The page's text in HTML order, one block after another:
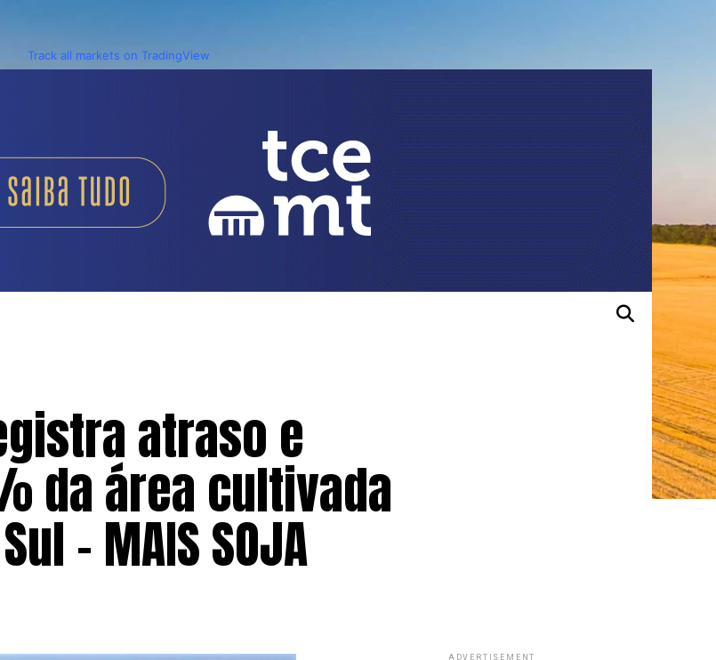
Track all markets on TradingView
atraso e
da área cultivada
– MAIS SOJA
ADVERTISEMENT